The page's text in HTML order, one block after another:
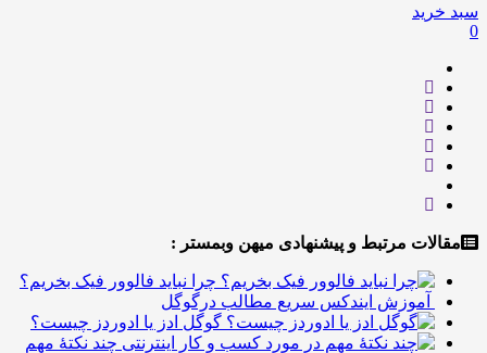
مرتبط و پیشنهادی میهن وبمستر :
چرا نباید فالوور فیک بخریم؟
آموزش ایندکس سریع مطالب درگوگل
گوگل ادز یا ادوردز چیست؟
چند نکتۀ مهم